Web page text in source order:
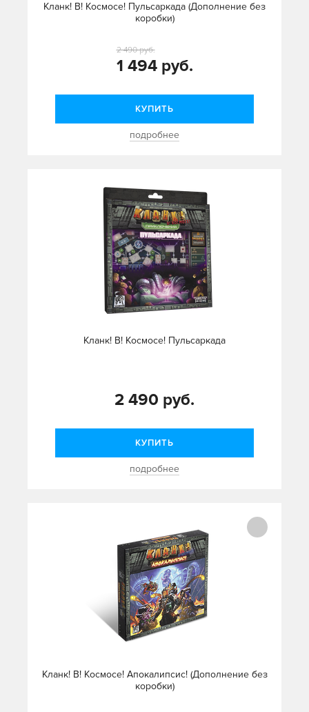
Кланк! В! Космосе! Пульсаркада (Дополнение без
коробки)
1 494 руб.
2 490 руб.
КУПИТЬ
подробнее
Кланк! В! Космосе! Пульсаркада
2 490 руб.
КУПИТЬ
подробнее
Кланк! В! Космосе! Апокалипсис! (Дополнение без
коробки)